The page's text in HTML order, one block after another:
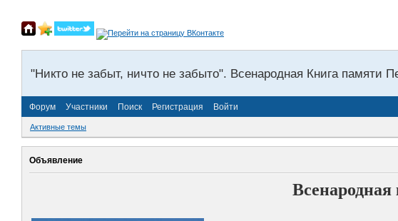
"Никто не забыт, ничто не забыто". Всенародная Книга памяти
Форум Участники Поиск Регистрация Войти
Активные темы
Объявление